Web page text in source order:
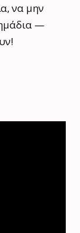
να μην
—